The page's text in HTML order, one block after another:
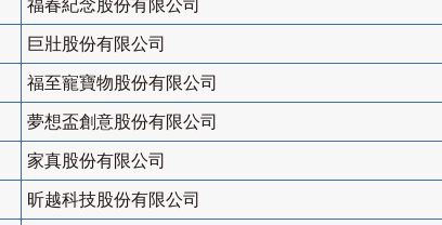
福春紀念股份有限公司
巨壯股份有限公司
福至寵寶物股份有限公司
夢想盃創意股份有限公司
家真股份有限公司
昕越科技股份有限公司